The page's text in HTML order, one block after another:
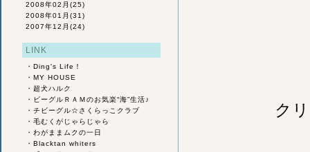
2008年02月 (25)
2008年01月 (31)
2007年12月 (24)
LINK
・ Ding's Life！
・ MY HOUSE
・ 超犬ハルク
・
ビーグルＲＡＭのお気楽“海”生活♪
・ チビーグル☆さくらっこクラブ
・ 毛むくがじゃらじゃら
・ わがままムクの一日
・ Blacktan whiters
ク